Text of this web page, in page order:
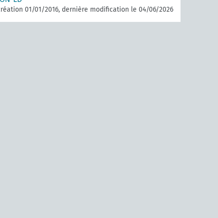
01/01/2016, dernière modification le 04/06/2026